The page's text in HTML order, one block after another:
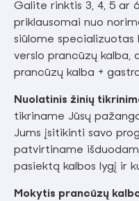
Galite rinktis 3, 4, 5 ar
priklausomai nuo
siūlome specializuotas
verslo prancūzų kalba,
prancūzų kalba +
Nuolatinis žinių
tikriname Jūsų
Jums įsitikinti savo
patvirtiname
pasiektą kalbos lygį ir
Mokytis prancūzų